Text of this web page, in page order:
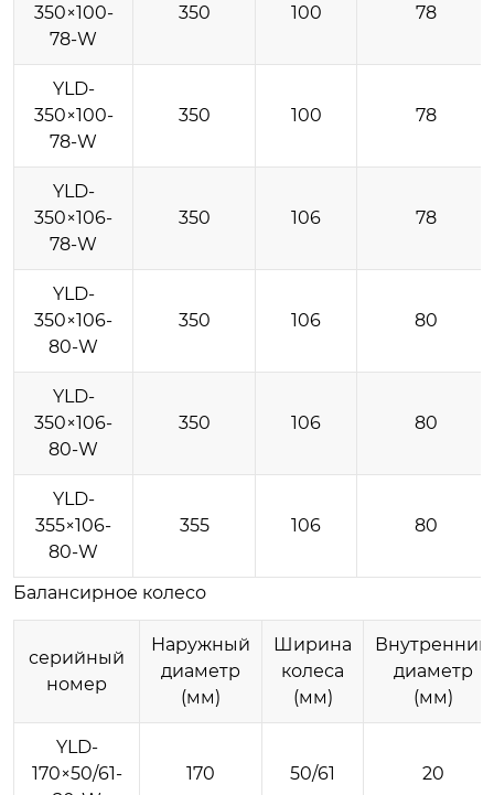
350×100-
78-W
350 100 78
YLD-
350×100-
78-W
350 100 78
YLD-
350×106-
78-W
350 106 78
YLD-
350×106-
80-W
350 106 80
YLD-
350×106-
80-W
350 106 80
YLD-
355×106-
80-W
355 106 80
Балансирное колесо
серийный
номер
Наружный
диаметр
(мм)
Ширина
колеса
(мм)
Внутренний
диаметр
(мм)
YLD-
170×50/61-
170 50/61 20